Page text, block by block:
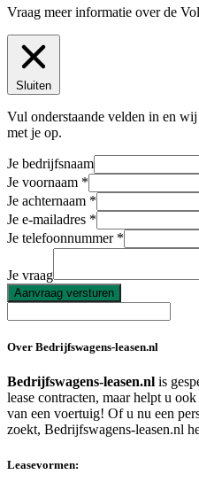
Vraag meer informatie over de
Sluiten
Vul onderstaande velden in en
met je op.
Je bedrijfsnaam
Je voornaam
Je achternaam
Je e-mailadres
Je telefoonnummer
Je vraag
Aanvraag versturen
Over Bedrijfswagens-leasen.nl
Bedrijfswagens-leasen.nl is
lease contracten, maar helpt u
van een voertuig! Of u nu een
zoekt, Bedrijfswagens-leasen.nl
Leasevormen: